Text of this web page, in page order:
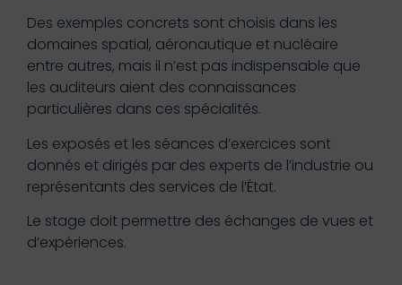
Des exemples concrets sont choisis dans les
domaines spatial, aéronautique et nucléaire
entre autres, mais il n’est pas indispensable que
les auditeurs aient des connaissances
particulières dans ces spécialités.
Les exposés et les séances d’exercices sont
donnés et dirigés par des experts de l’industrie ou
représentants des services de l’État.
Le stage doit permettre des échanges de vues et
d’expériences.